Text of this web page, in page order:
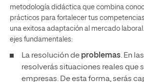
metodología didáctica que combina
prácticos para fortalecer tus
una exitosa adaptación al mercado
ejes fundamentales:
La resolución de problemas. En
resolverás situaciones reales que
empresas. De esta forma, serás